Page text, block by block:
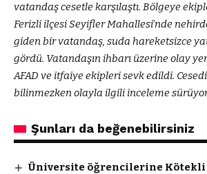
vatandaş cesetle karşılaştı. Bölgeye
Ferizli ilçesi Seyifler Mahallesi’nde
giden bir vatandaş, suda hareketsizce
gördü. Vatandaşın ihbarı üzerine olay
AFAD ve itfaiye ekipleri sevk edildi.
bilinmezken olayla ilgili inceleme sürüyor.
Şunları da beğenebilirsiniz
Üniversite öğrencilerine